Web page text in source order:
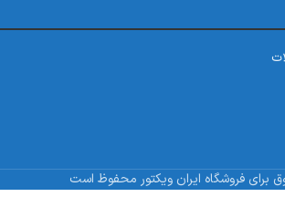
برای فروشگاه ایران ویکتور محفوظ است